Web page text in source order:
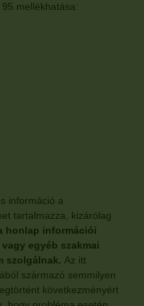
mellékhatása:
információ a
tartalmazza, kizárólag
honlap információi
egyéb szakmai
szolgálnak. Az itt
származó semmilyen
következményért